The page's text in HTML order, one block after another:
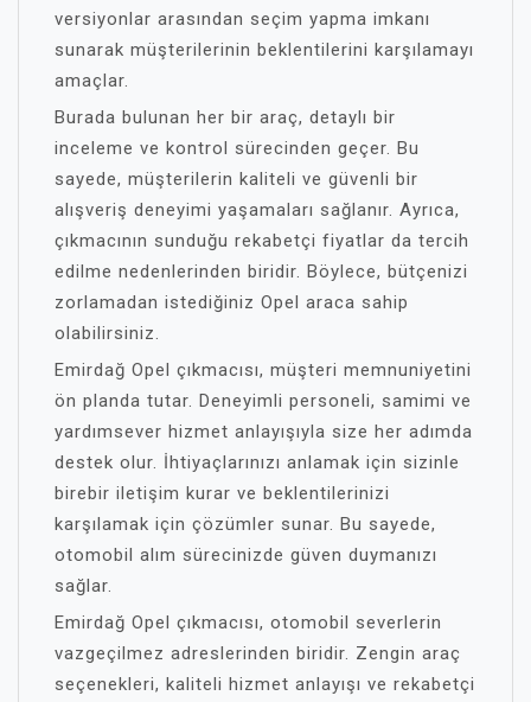
versiyonlar arasından seçim yapma imkanı
sunarak müşterilerinin beklentilerini karşılamayı
amaçlar.
Burada bulunan her bir araç, detaylı bir
inceleme ve kontrol sürecinden geçer. Bu
sayede, müşterilerin kaliteli ve güvenli bir
alışveriş deneyimi yaşamaları sağlanır. Ayrıca,
çıkmacının sunduğu rekabetçi fiyatlar da tercih
edilme nedenlerinden biridir. Böylece, bütçenizi
zorlamadan istediğiniz Opel araca sahip
olabilirsiniz.
Emirdağ Opel çıkmacısı, müşteri memnuniyetini
ön planda tutar. Deneyimli personeli, samimi ve
yardımsever hizmet anlayışıyla size her adımda
destek olur. İhtiyaçlarınızı anlamak için sizinle
birebir iletişim kurar ve beklentilerinizi
karşılamak için çözümler sunar. Bu sayede,
otomobil alım sürecinizde güven duymanızı
sağlar.
Emirdağ Opel çıkmacısı, otomobil severlerin
vazgeçilmez adreslerinden biridir. Zengin araç
seçenekleri, kaliteli hizmet anlayışı ve rekabetçi